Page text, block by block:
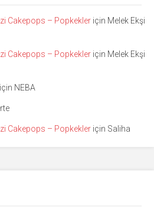
Cakepops – Popkekler için Melek Ekşi
Cakepops – Popkekler için Melek Ekşi
için NEBA
Cakepops – Popkekler için Saliha